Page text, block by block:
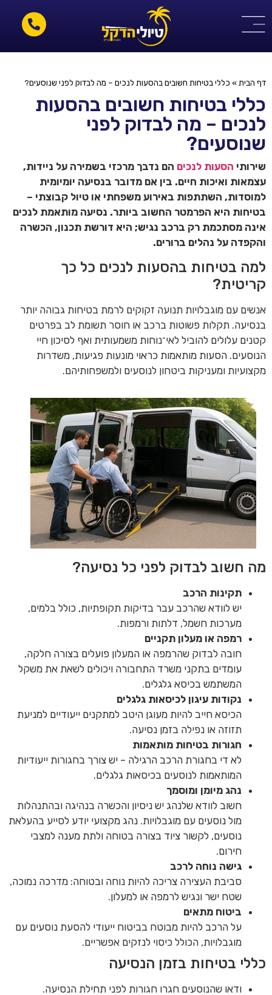
דף הבית » כללי בטיחות חשובים בהסעות לנכים – מה לבדוק לפני שנוסעים?
כללי בטיחות חשובים בהסעות
לנכים – מה לבדוק לפני
שנוסעים?
שירותי הסעות לנכים הם נדבך מרכזי בשמירה על ניידות,
עצמאות ואיכות חיים. בין אם מדובר בנסיעה יומיומית
למוסדות, השתתפות באירוע משפחתי או טיול קבוצתי –
בטיחות היא הפרמטר החשוב ביותר. נסיעה מותאמת לנכים
אינה מסתכמת רק ברכב נגיש; היא דורשת תכנון, הכשרה
והקפדה על נהלים ברורים.
למה בטיחות בהסעות לנכים כל כך
קריטית?
אנשים עם מוגבלויות תנועה זקוקים לרמת בטיחות גבוהה יותר
בנסיעה. תקלות פשוטות ברכב או חוסר תשומת לב בפרטים
קטנים עלולים להוביל לאי־נוחות משמעותית ואף לסיכון חיי
הנוסעים. הסעות מותאמות כראוי מונעות פגיעות, משדרות
מקצועיות ומעניקות ביטחון לנוסעים ולמשפחותיהם.
מה חשוב לבדוק לפני כל נסיעה?
תקינות הרכב
יש לוודא שהרכב עבר בדיקות תקופתיות, כולל בלמים,
מערכות חשמל, דלתות ורמפות.
רמפה או מעלון תקניים
חובה לבדוק שהרמפה או המעלון פועלים בצורה חלקה,
עומדים בתקני משרד התחבורה ויכולים לשאת את משקל
המשתמש בכיסא גלגלים.
נקודות עיגון לכיסאות גלגלים
הכיסא חייב להיות מעוגן היטב למתקנים ייעודיים למניעת
תזוזה או נפילה בזמן נסיעה.
חגורות בטיחות מותאמות
לא די בחגורת הרכב הרגילה – יש צורך בחגורות ייעודיות
המותאמות לנוסעים בכיסאות גלגלים.
נהג מיומן ומוסמך
חשוב לוודא שלנהג יש ניסיון והכשרה בנהיגה ובהתנהלות
מול נוסעים עם מוגבלויות. נהג מקצועי יודע לסייע בהעלאת
נוסעים, לקשור ציוד בצורה בטוחה ולתת מענה למצבי
חירום.
גישה נוחה לרכב
סביבת העצירה צריכה להיות נוחה ובטוחה: מדרכה נמוכה,
שטח ישר ונגיש לרמפה או למעלון.
ביטוח מתאים
על הרכב להיות מבוטח בביטוח ייעודי להסעת נוסעים עם
מוגבלויות, הכולל כיסוי לנזקים אפשריים.
כללי בטיחות בזמן הנסיעה
ודאו שהנוסעים חגרו חגורות לפני תחילת הנסיעה.